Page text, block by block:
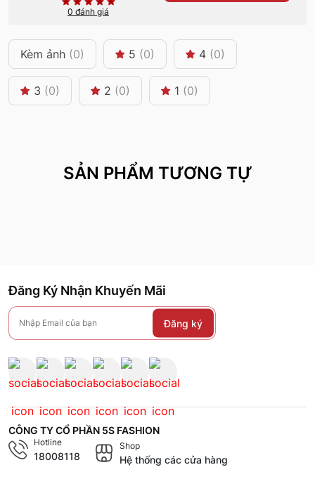
0 đánh giá
Kèm ảnh (0) 5 (0) 4 (0)
3 (0) 2 (0) 1 (0)
SẢN PHẨM TƯƠNG TỰ
Đăng Ký Nhận Khuyến Mãi
Đăng ký
CÔNG TY CỔ PHẦN 5S FASHION
Hotline
18008118
Shop
Hệ thống các cửa hàng